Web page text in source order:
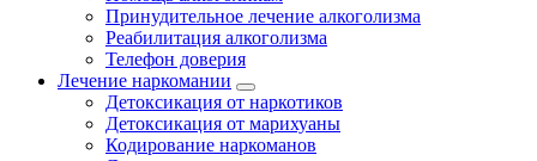
Принудительное лечение алкоголизма
Реабилитация алкоголизма
Телефон доверия
Лечение наркомании
Детоксикация от наркотиков
Детоксикация от марихуаны
Кодирование наркоманов